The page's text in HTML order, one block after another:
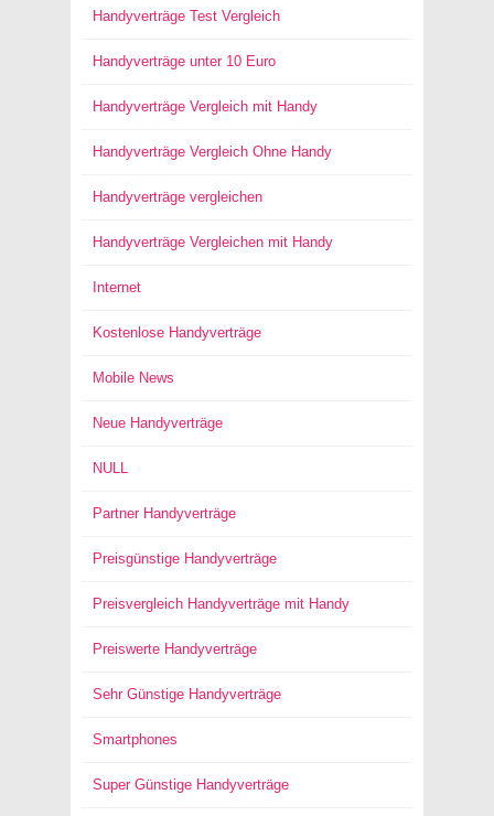
Handyverträge Test Vergleich
Handyverträge unter 10 Euro
Handyverträge Vergleich mit Handy
Handyverträge Vergleich Ohne Handy
Handyverträge vergleichen
Handyverträge Vergleichen mit Handy
Internet
Kostenlose Handyverträge
Mobile News
Neue Handyverträge
NULL
Partner Handyverträge
Preisgünstige Handyverträge
Preisvergleich Handyverträge mit Handy
Preiswerte Handyverträge
Sehr Günstige Handyverträge
Smartphones
Super Günstige Handyverträge